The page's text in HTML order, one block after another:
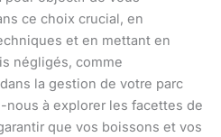
ce choix crucial, en
et en mettant en
négligés, comme
dans la gestion de votre parc
nous à explorer les facettes de
que vos boissons et vos